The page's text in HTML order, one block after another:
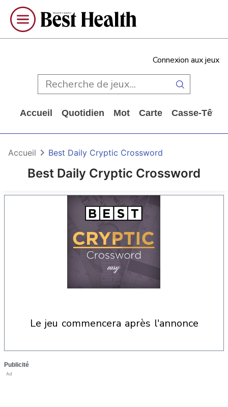
Connexion aux jeux
Accueil Quotidien Mot Carte Casse-Tête
Best Daily Cryptic Crossword
Accueil Best Daily Cryptic Crossword
le jeu commencera après l'annonce
Publicité
Ad